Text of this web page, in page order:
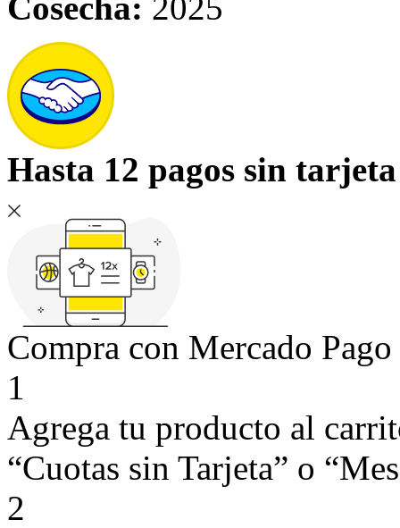
Hasta 12 pagos sin tarjeta
Compra con Mercado
1
Agrega tu producto al
“Cuotas sin Tarjeta” o
2